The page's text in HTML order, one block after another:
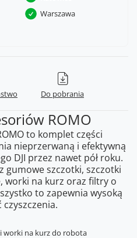
Warszawa
Do pobrania
ROMO
to komplet części
nieprzerwaną i efektywną
DJI przez nawet pół roku.
gumowe szczotki, szczotki
worki na kurz oraz filtry o
to zapewnia wysoką